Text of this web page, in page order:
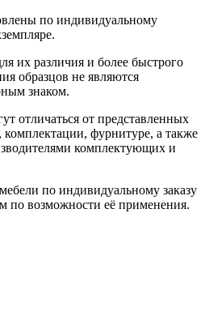
по индивидуальному
их различия и более быстрого
образцов не являются
знаком.
отличаться от представленных
комплектации, фурнитуре, а также
комплектующих и
по индивидуальному заказу
по возможности её применения.